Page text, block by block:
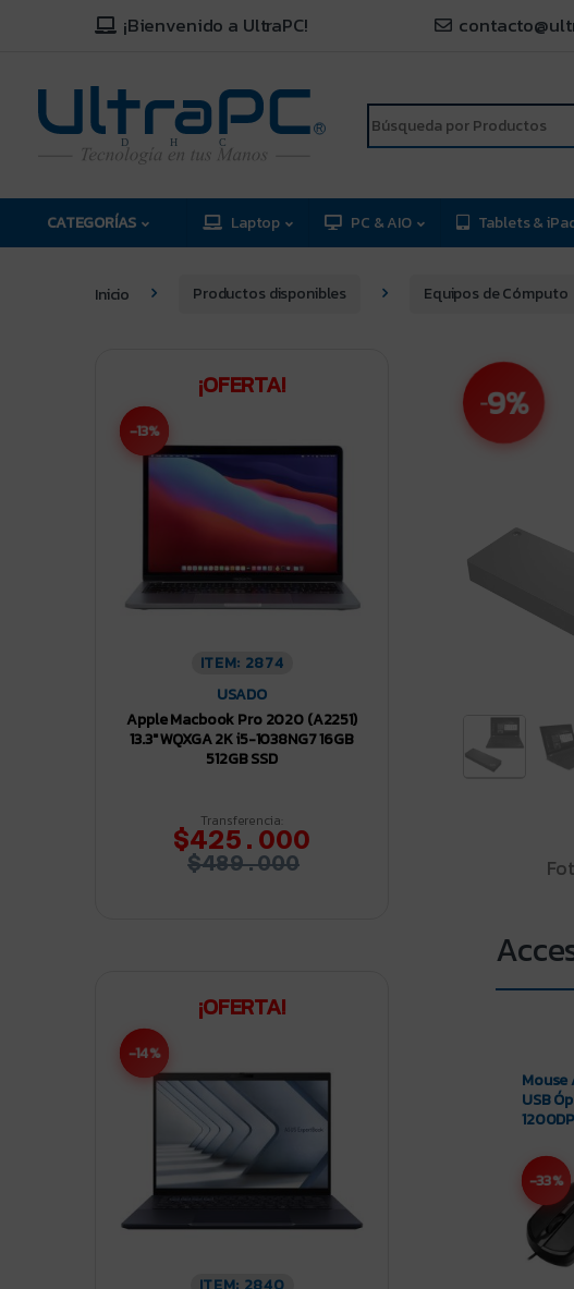
¡Bienvenido a UltraPC!
C
H
D
R
CATEGORÍAS Laptop PC & AIO Tablets &
Inicio Productos disponibles Equipos de Cómputo
-9%
Mouse
USB
-33%
¡OFERTA!
-13%
ITEM: 2874
USADO
Apple Macbook Pro 2020 (A2251)
13.3″ WQXGA 2K i5-1038NG7 16GB
512GB SSD
Transferencia:
$425.000
$489.000
¡OFERTA!
-14%